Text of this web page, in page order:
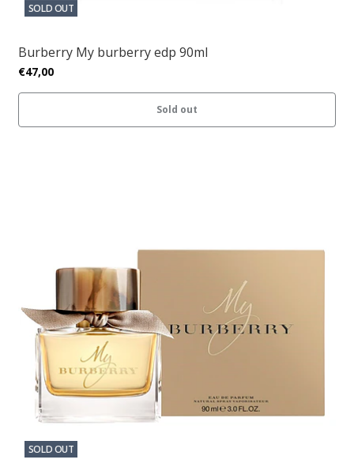
SOLD OUT
Burberry My burberry edp 90ml
€47,00
Sold out
SOLD OUT